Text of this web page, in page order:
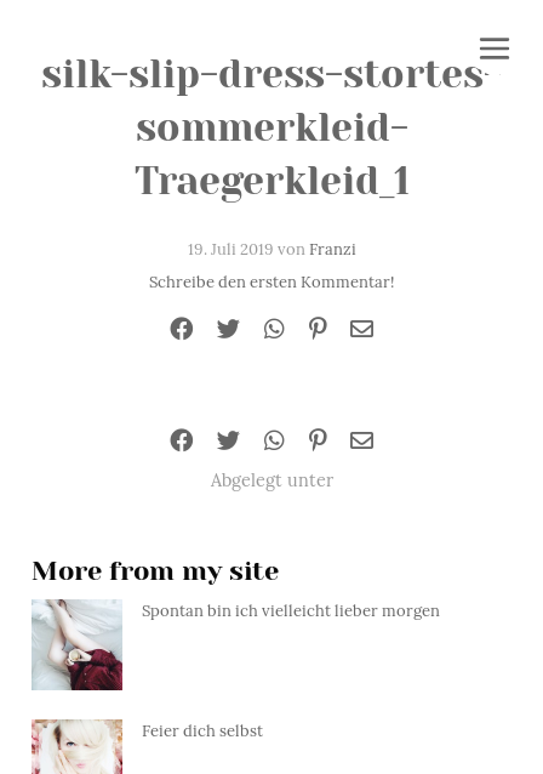
silk-slip-dress-stortes-
sommerkleid-
Traegerkleid_1
19. Juli 2019 vonFranzi
Schreibe den ersten Kommentar!
Abgelegt unter
More from my site
Spontan bin ich vielleicht lieber morgen
Feier dich selbst